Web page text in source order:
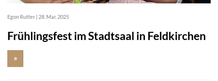
Egon Rutter | 28. Mar. 2025
Frühlingsfest im Stadtsaal in Feldkirchen
»